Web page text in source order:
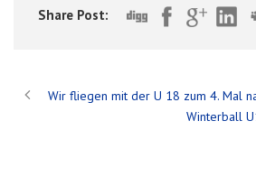
Share Post:
Wir fliegen mit der U 18 zum 4. Mal
Winterball